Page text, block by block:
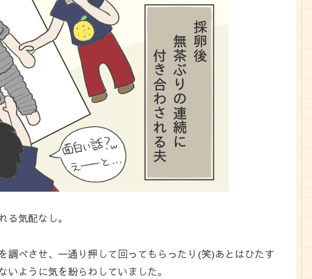
気配なし。
調べさせ、一通り押して回ってもらったり(笑)あとはひたす
ように気を紛らわしていました。